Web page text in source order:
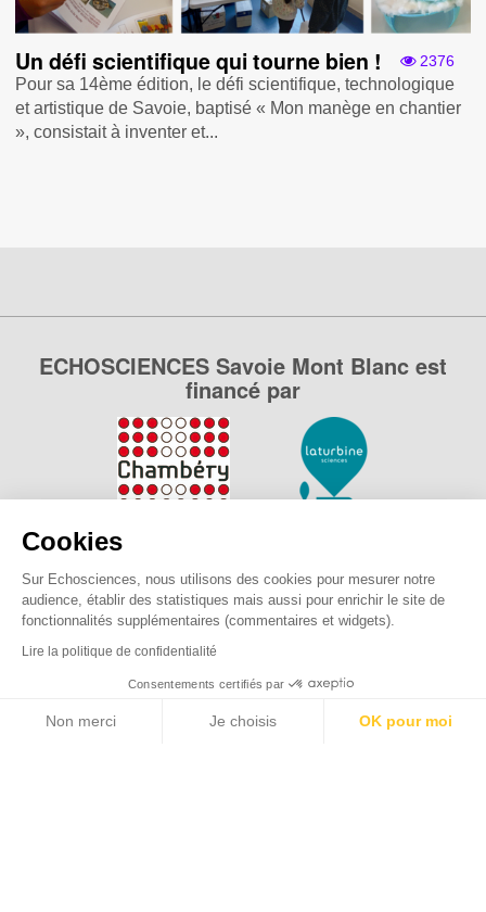
Cookies
Sur Echosciences, nous utilisons des cookies pour mesurer notre
audience, établir des statistiques mais aussi pour enrichir le site de
fonctionnalités supplémentaires (commentaires et widgets).
Lire la politique de confidentialité
Consentements certifiés par
Non merci Je choisis OK pour moi
2376
Un défi scientifique qui tourne bien !
Pour sa 14ème édition, le défi scientifique, technologique
et artistique de Savoie, baptisé « Mon manège en chantier
» , consistait à inventer et...
ECHOSCIENCES Savoie Mont Blanc est
financé par
Explorer, s’exprimer, rentrer en contact : Echosciences
sciences et de technologies des Savoie.